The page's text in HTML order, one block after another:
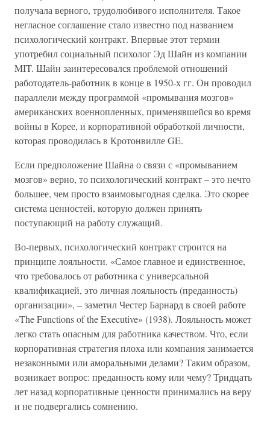
получала верного, трудолюбивого исполнителя. Такое
негласное соглашение стало известно под названием
психологический контракт. Впервые этот термин
употребил социальный психолог Эд Шайн из компании
MIT. Шайн заинтересовался проблемой отношений
работодатель-работник в конце в 1950-х гг. Он проводил
параллели между программой «промывания мозгов»
американских военнопленных, применявшейся во время
войны в Корее, и корпоративной обработкой личности,
которая проводилась в Кротонвилле GE.
Если предположение Шайна о связи с «промыванием
мозгов» верно, то психологический контракт – это нечто
большее, чем просто взаимовыгодная сделка. Это скорее
система ценностей, которую должен принять
поступающий на работу служащий.
Во-первых, психологический контракт строится на
принципе лояльности. «Самое главное и единственное,
что требовалось от работника с универсальной
квалификацией, это личная лояльность (преданность)
организации», – заметил Честер Барнард в своей работе
«The Functions of the Executive» (1938). Лояльность может
легко стать опасным для работника качеством. Что, если
корпоративная стратегия плоха или компания занимается
незаконными или аморальными делами? Таким образом,
возникает вопрос: преданность кому или чему? Тридцать
лет назад корпоративные ценности принимались на веру
и не подвергались сомнению.